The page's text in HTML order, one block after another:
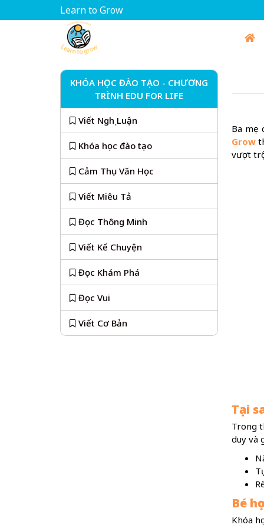
Learn to Grow
KHÓA HỌC ĐÀO TẠO - CHƯƠNG
TRÌNH EDU FOR LIFE
Viết Nghị Luận
Khóa học đào tạo
Cảm Thụ Văn Học
Viết Miêu Tả
Đọc Thông Minh
Viết Kể Chuyện
Đọc Khám Phá
Đọc Vui
Viết Cơ Bản
Ba mẹ
Grow
vượt
Tại
Trong
duy và
Bé
Khóa